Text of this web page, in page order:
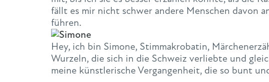
fällt es mir nicht schwer andere Menschen davon
führen.
Hey, ich bin Simone, Stimmakrobatin,
Wurzeln, die sich in die Schweiz verliebte und
meine künstlerische Vergangenheit, die so bunt